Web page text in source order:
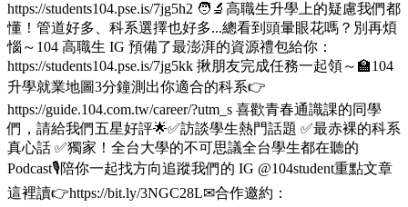
https://students104.pse.is/7jg5h2 🧑‍🔬高職生升學上的疑慮我們都
懂！管道好多、科系選擇也好多...總看到頭暈眼花嗎？別再煩
惱～104 高職生 IG 預備了最澎湃的資源禮包給你：
https://students104.pse.is/7jg5kk 揪朋友完成任務一起領～🏫104
升學就業地圖3分鐘測出你適合的科系👉
https://guide.104.com.tw/career/?utm_s 喜歡青春通識課的同學
們，請給我們五星好評🌟✅訪談學生熱門話題 ✅最赤裸的科系
真心話 ✅獨家！全台大學的不可思議全台學生都在聽的
Podcast🎙️陪你一起找方向追蹤我們的 IG @104student重點文章
這裡讀👉https://bit.ly/3NGC28L✉合作邀約：